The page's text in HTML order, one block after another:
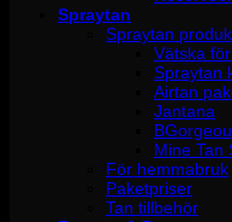
Spraytan
Spraytan
Vätska
Spraytan
Airtan
Jantana
Mine Tan
För hemmabruk
Paketpriser
Tan tillbehör